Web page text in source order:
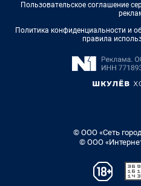
Пользовательское соглашение
Политика конфиденциальности и
правила
© ООО «Сеть
© ООО